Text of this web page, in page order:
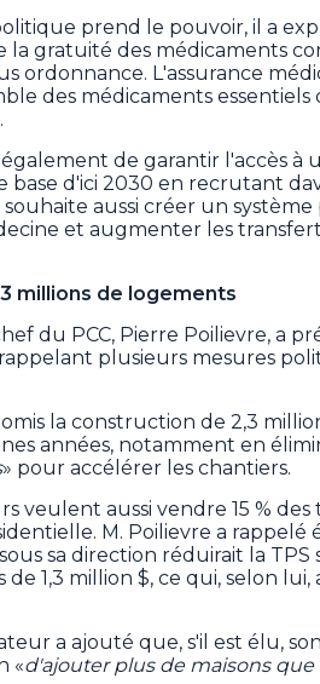
prend le pouvoir, il a
la gratuité des médicaments
ordonnance. L'assurance
des médicaments essentiels
de garantir l'accès à
base d'ici 2030 en recrutant
souhaite aussi créer un
et augmenter les
millions de logements
du PCC, Pierre Poilievre, a
plusieurs mesures
la construction de 2,3
années, notamment en
» pour accélérer les chantiers.
veulent aussi vendre 15 %
M. Poilievre a
sa direction réduirait la TPS
de 1,3 million $, ce qui, selon
a ajouté que, s'il est élu,
«d'ajouter plus de maisons